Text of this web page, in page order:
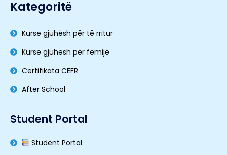
Kategoritë
Kurse gjuhësh për të rritur
Kurse gjuhësh për fëmijë
Certifikata CEFR
After School
Student Portal
Student Portal